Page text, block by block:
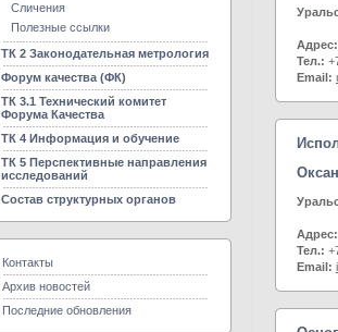
Сличения
Полезные ссылки
ТК 2 Законодательная метрология
Форум качества (ФК)
ТК 3.1 Технический комитет
Форума Качества
ТК 4 Информация и обучение
ТК 5 Перспективные направления
исследований
Состав структурных органов
Контакты
Архив новостей
Последние обновления
Адрес:
Тел.:
Email:
Адрес:
Тел.:
Email: